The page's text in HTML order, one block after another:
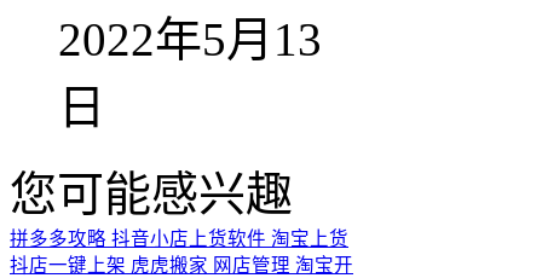
2022年5月13
日
您可能感兴趣
拼多多攻略 抖音小店上货软件 淘宝上货
抖店一键上架 虎虎搬家 网店管理 淘宝开